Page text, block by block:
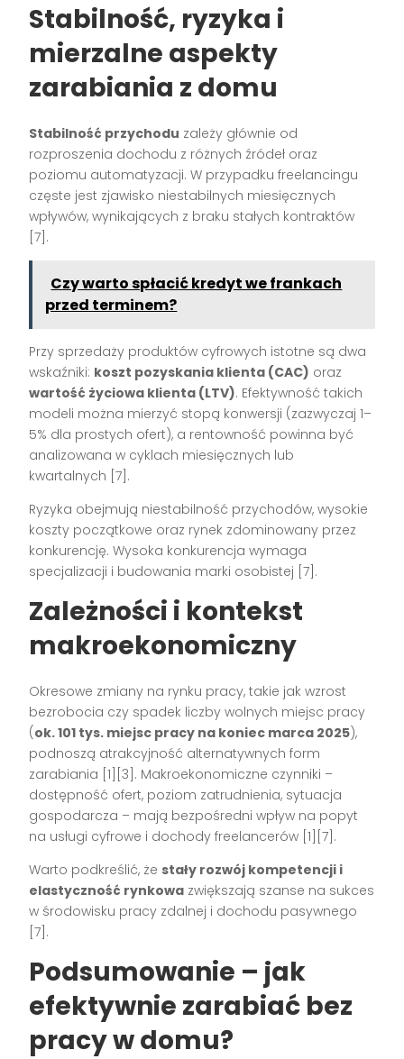
Stabilność, ryzyka i
mierzalne aspekty
zarabiania z domu
Stabilność przychodu zależy głównie od
rozproszenia dochodu z różnych źródeł oraz
poziomu automatyzacji. W przypadku freelancingu
częste jest zjawisko niestabilnych miesięcznych
wpływów, wynikających z braku stałych kontraktów
[7] .
Czy warto spłacić kredyt we frankach
przed terminem?
Przy sprzedaży produktów cyfrowych istotne są dwa
wskaźniki: koszt pozyskania klienta (CAC) oraz
wartość życiowa klienta (LTV). Efektywność takich
modeli można mierzyć stopą konwersji (zazwyczaj 1–
5% dla prostych ofert), a rentowność powinna być
analizowana w cyklach miesięcznych lub
kwartalnych [7] .
Ryzyka obejmują niestabilność przychodów, wysokie
koszty początkowe oraz rynek zdominowany przez
konkurencję. Wysoka konkurencja wymaga
specjalizacji i budowania marki osobistej [7] .
Zależności i kontekst
makroekonomiczny
Okresowe zmiany na rynku pracy, takie jak wzrost
bezrobocia czy spadek liczby wolnych miejsc pracy
(ok. 101 tys. miejsc pracy na koniec marca 2025),
podnoszą atrakcyjność alternatywnych form
zarabiania [1][3] . Makroekonomiczne czynniki –
dostępność ofert, poziom zatrudnienia, sytuacja
gospodarcza – mają bezpośredni wpływ na popyt
na usługi cyfrowe i dochody freelancerów [1][7] .
Warto podkreślić, że stały rozwój kompetencji i
elastyczność rynkowa zwiększają szanse na sukces
w środowisku pracy zdalnej i dochodu pasywnego
[7] .
Podsumowanie – jak
efektywnie zarabiać bez
pracy w domu?